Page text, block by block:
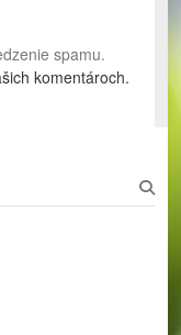
spamu.
komentároch.